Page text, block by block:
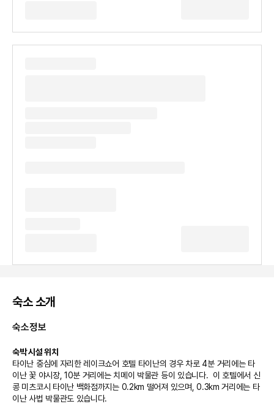
숙소 소개
숙소정보
숙박 시설 위치
타이난 중심에 자리한 레이크쇼어 호텔 타이난의 경우 차로 4분 거리에는 타
이난 꽃 야시장, 10분 거리에는 치메이 박물관 등이 있습니다.  이 호텔에서 신
콩 미츠코시 타이난 백화점까지는 0.2km 떨어져 있으며, 0.3km 거리에는 타
이난 사법 박물관도 있습니다.